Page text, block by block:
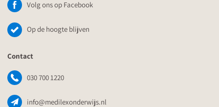
Volg ons op Facebook
Op de hoogte blijven
Contact
030 700 1220
info@medilexonderwijs.nl